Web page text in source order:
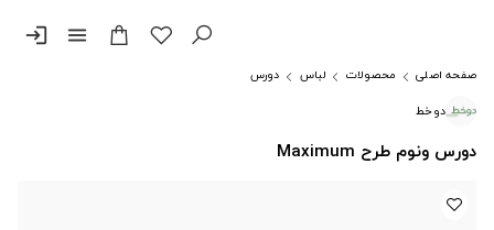
menu
login
صفحه اصلی محصولات لباس
دورس
دوخط
دورس ونوم طرح Maximum